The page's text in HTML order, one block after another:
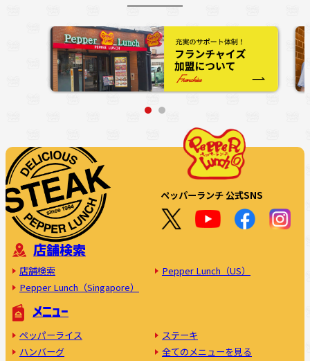
ペッパーランチ 公式SNS
店舗検索
店舗検索
Pepper Lunch（US）
Pepper Lunch（Singapore）
メニュー
ペッパーライス
ステーキ
ハンバーグ
全てのメニューを見る